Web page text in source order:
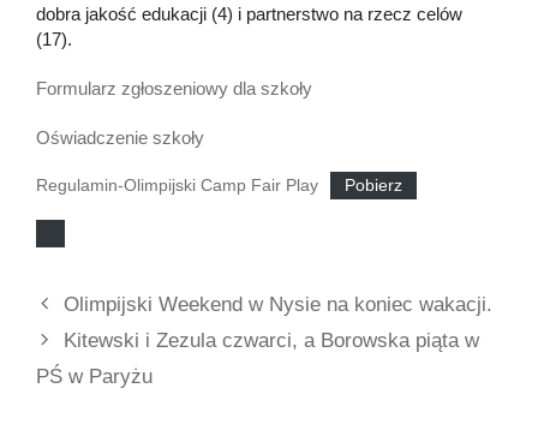
dobra jakość edukacji (4) i partnerstwo na rzecz celów
(17).
Formularz zgłoszeniowy dla szkoły
Oświadczenie szkoły
Regulamin-Olimpijski Camp Fair Play Pobierz
Olimpijski Weekend w Nysie na koniec wakacji.
Kitewski i Zezula czwarci, a Borowska piąta w
PŚ w Paryżu